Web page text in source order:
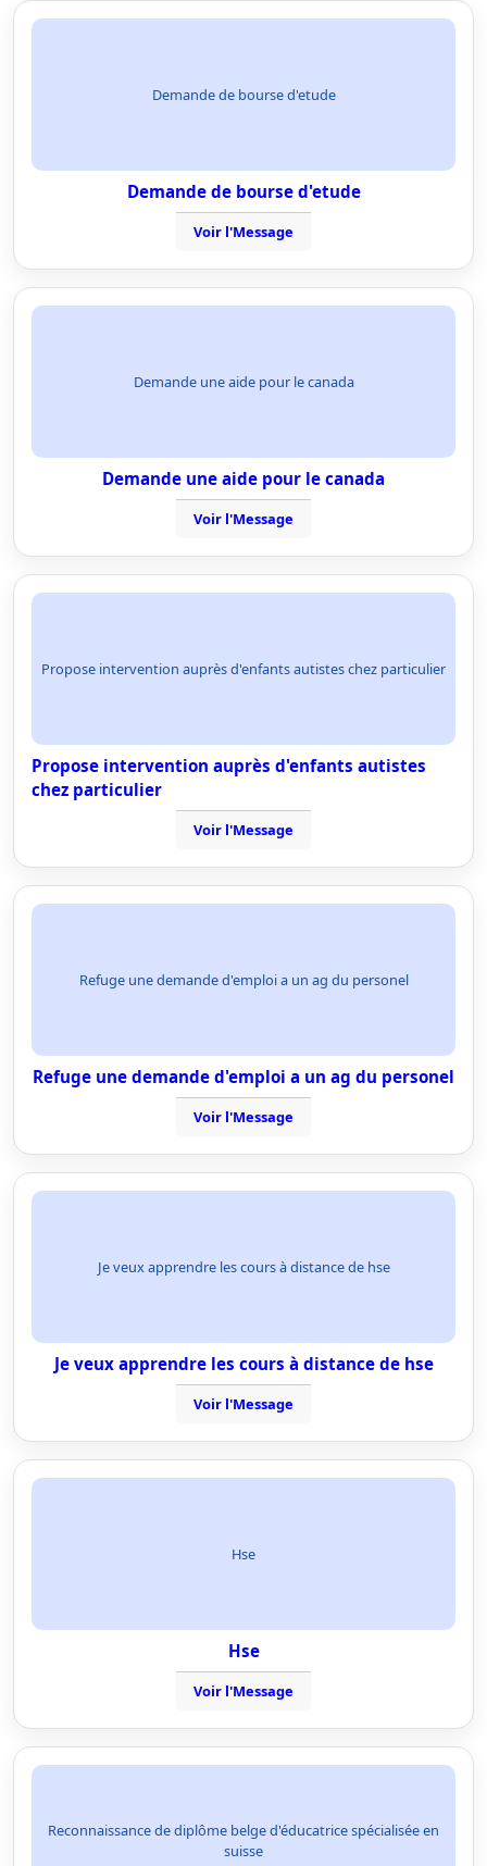
Demande de bourse d'etude
Demande de bourse d'etude
Voir l'Message
Demande une aide pour le canada
Demande une aide pour le canada
Voir l'Message
Propose intervention auprès d'enfants autistes chez particulier
Propose intervention auprès d'enfants autistes
chez particulier
Voir l'Message
Refuge une demande d'emploi a un ag du personel
Refuge une demande d'emploi a un ag du personel
Voir l'Message
Je veux apprendre les cours à distance de hse
Je veux apprendre les cours à distance de hse
Voir l'Message
Hse
Hse
Voir l'Message
Reconnaissance de diplôme belge d'éducatrice spécialisée en
suisse